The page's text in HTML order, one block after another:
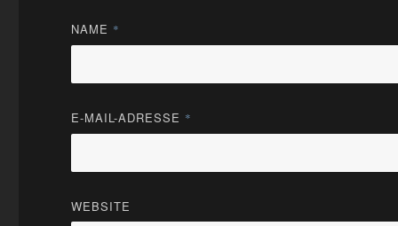
NAME *
E-MAIL-ADRESSE *
WEBSITE